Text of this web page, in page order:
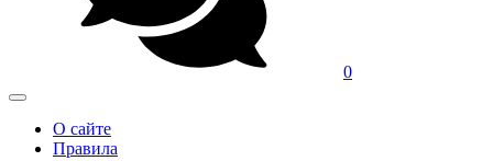
0
О сайте
Правила